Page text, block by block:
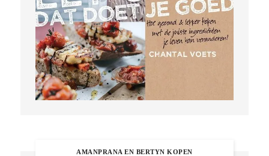
AMANPRANA EN BERTYN KOPEN